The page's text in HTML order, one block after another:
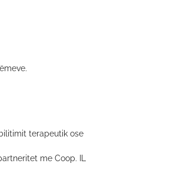
terapeutik ose
me Coop. IL